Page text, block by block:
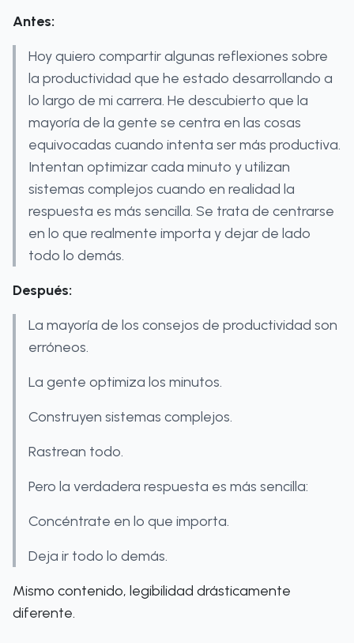
Antes:
Hoy quiero compartir algunas reflexiones sobre
la productividad que he estado desarrollando a
lo largo de mi carrera. He descubierto que la
mayoría de la gente se centra en las cosas
equivocadas cuando intenta ser más productiva.
Intentan optimizar cada minuto y utilizan
sistemas complejos cuando en realidad la
respuesta es más sencilla. Se trata de centrarse
en lo que realmente importa y dejar de lado
todo lo demás.
Después:
La mayoría de los consejos de productividad son
erróneos.
La gente optimiza los minutos.
Construyen sistemas complejos.
Rastrean todo.
Pero la verdadera respuesta es más sencilla:
Concéntrate en lo que importa.
Deja ir todo lo demás.
Mismo contenido, legibilidad drásticamente
diferente.